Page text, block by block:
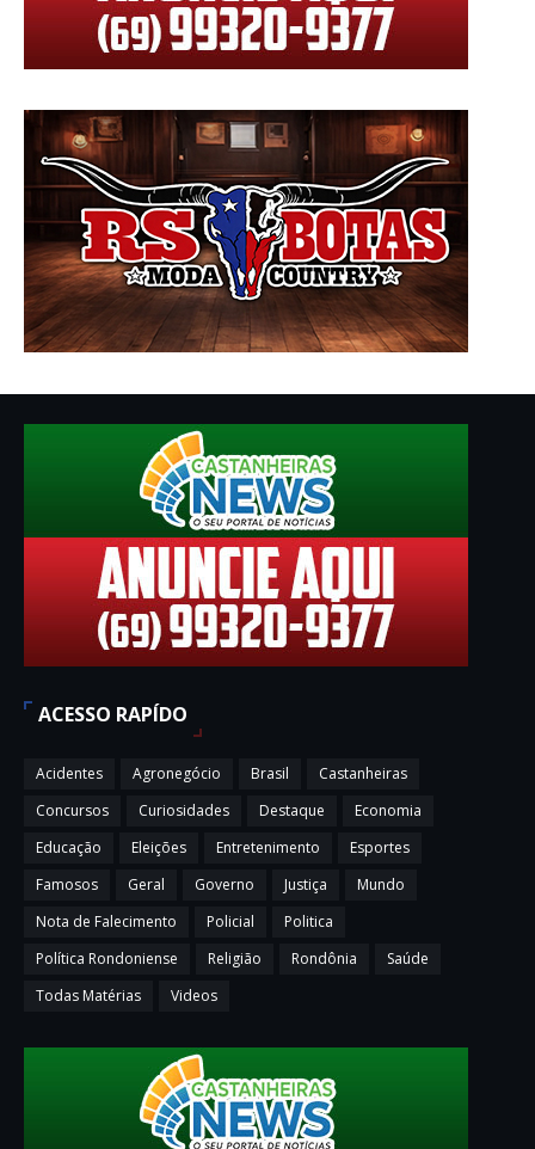
ACESSO RAPÍDO
Acidentes Agronegócio Brasil
Castanheiras
Concursos
Curiosidades Destaque
Economia
Educação
Eleições Entretenimento
Esportes
Famosos
Geral Governo Justiça
Mundo
Nota de Falecimento
Policial
Politica
Política Rondoniense
Religião Rondônia
Saúde
Todas Matérias
Videos